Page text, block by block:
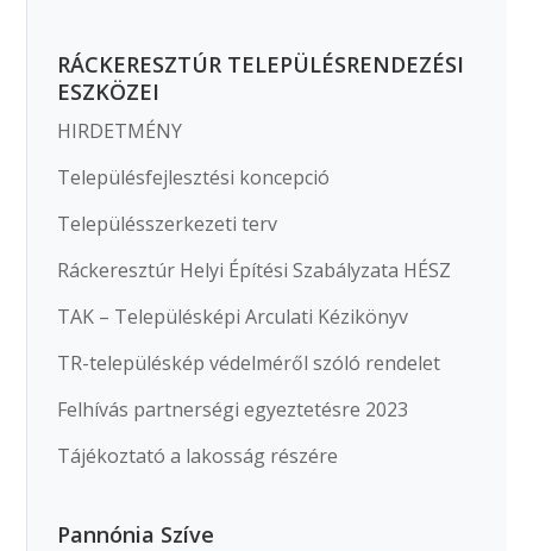
RÁCKERESZTÚR TELEPÜLÉSRENDEZÉSI
ESZKÖZEI
HIRDETMÉNY
Településfejlesztési koncepció
Településszerkezeti terv
Ráckeresztúr Helyi Építési Szabályzata HÉSZ
TAK – Településképi Arculati Kézikönyv
TR-településkép védelméről szóló rendelet
Felhívás partnerségi egyeztetésre 2023
Tájékoztató a lakosság részére
Pannónia Szíve